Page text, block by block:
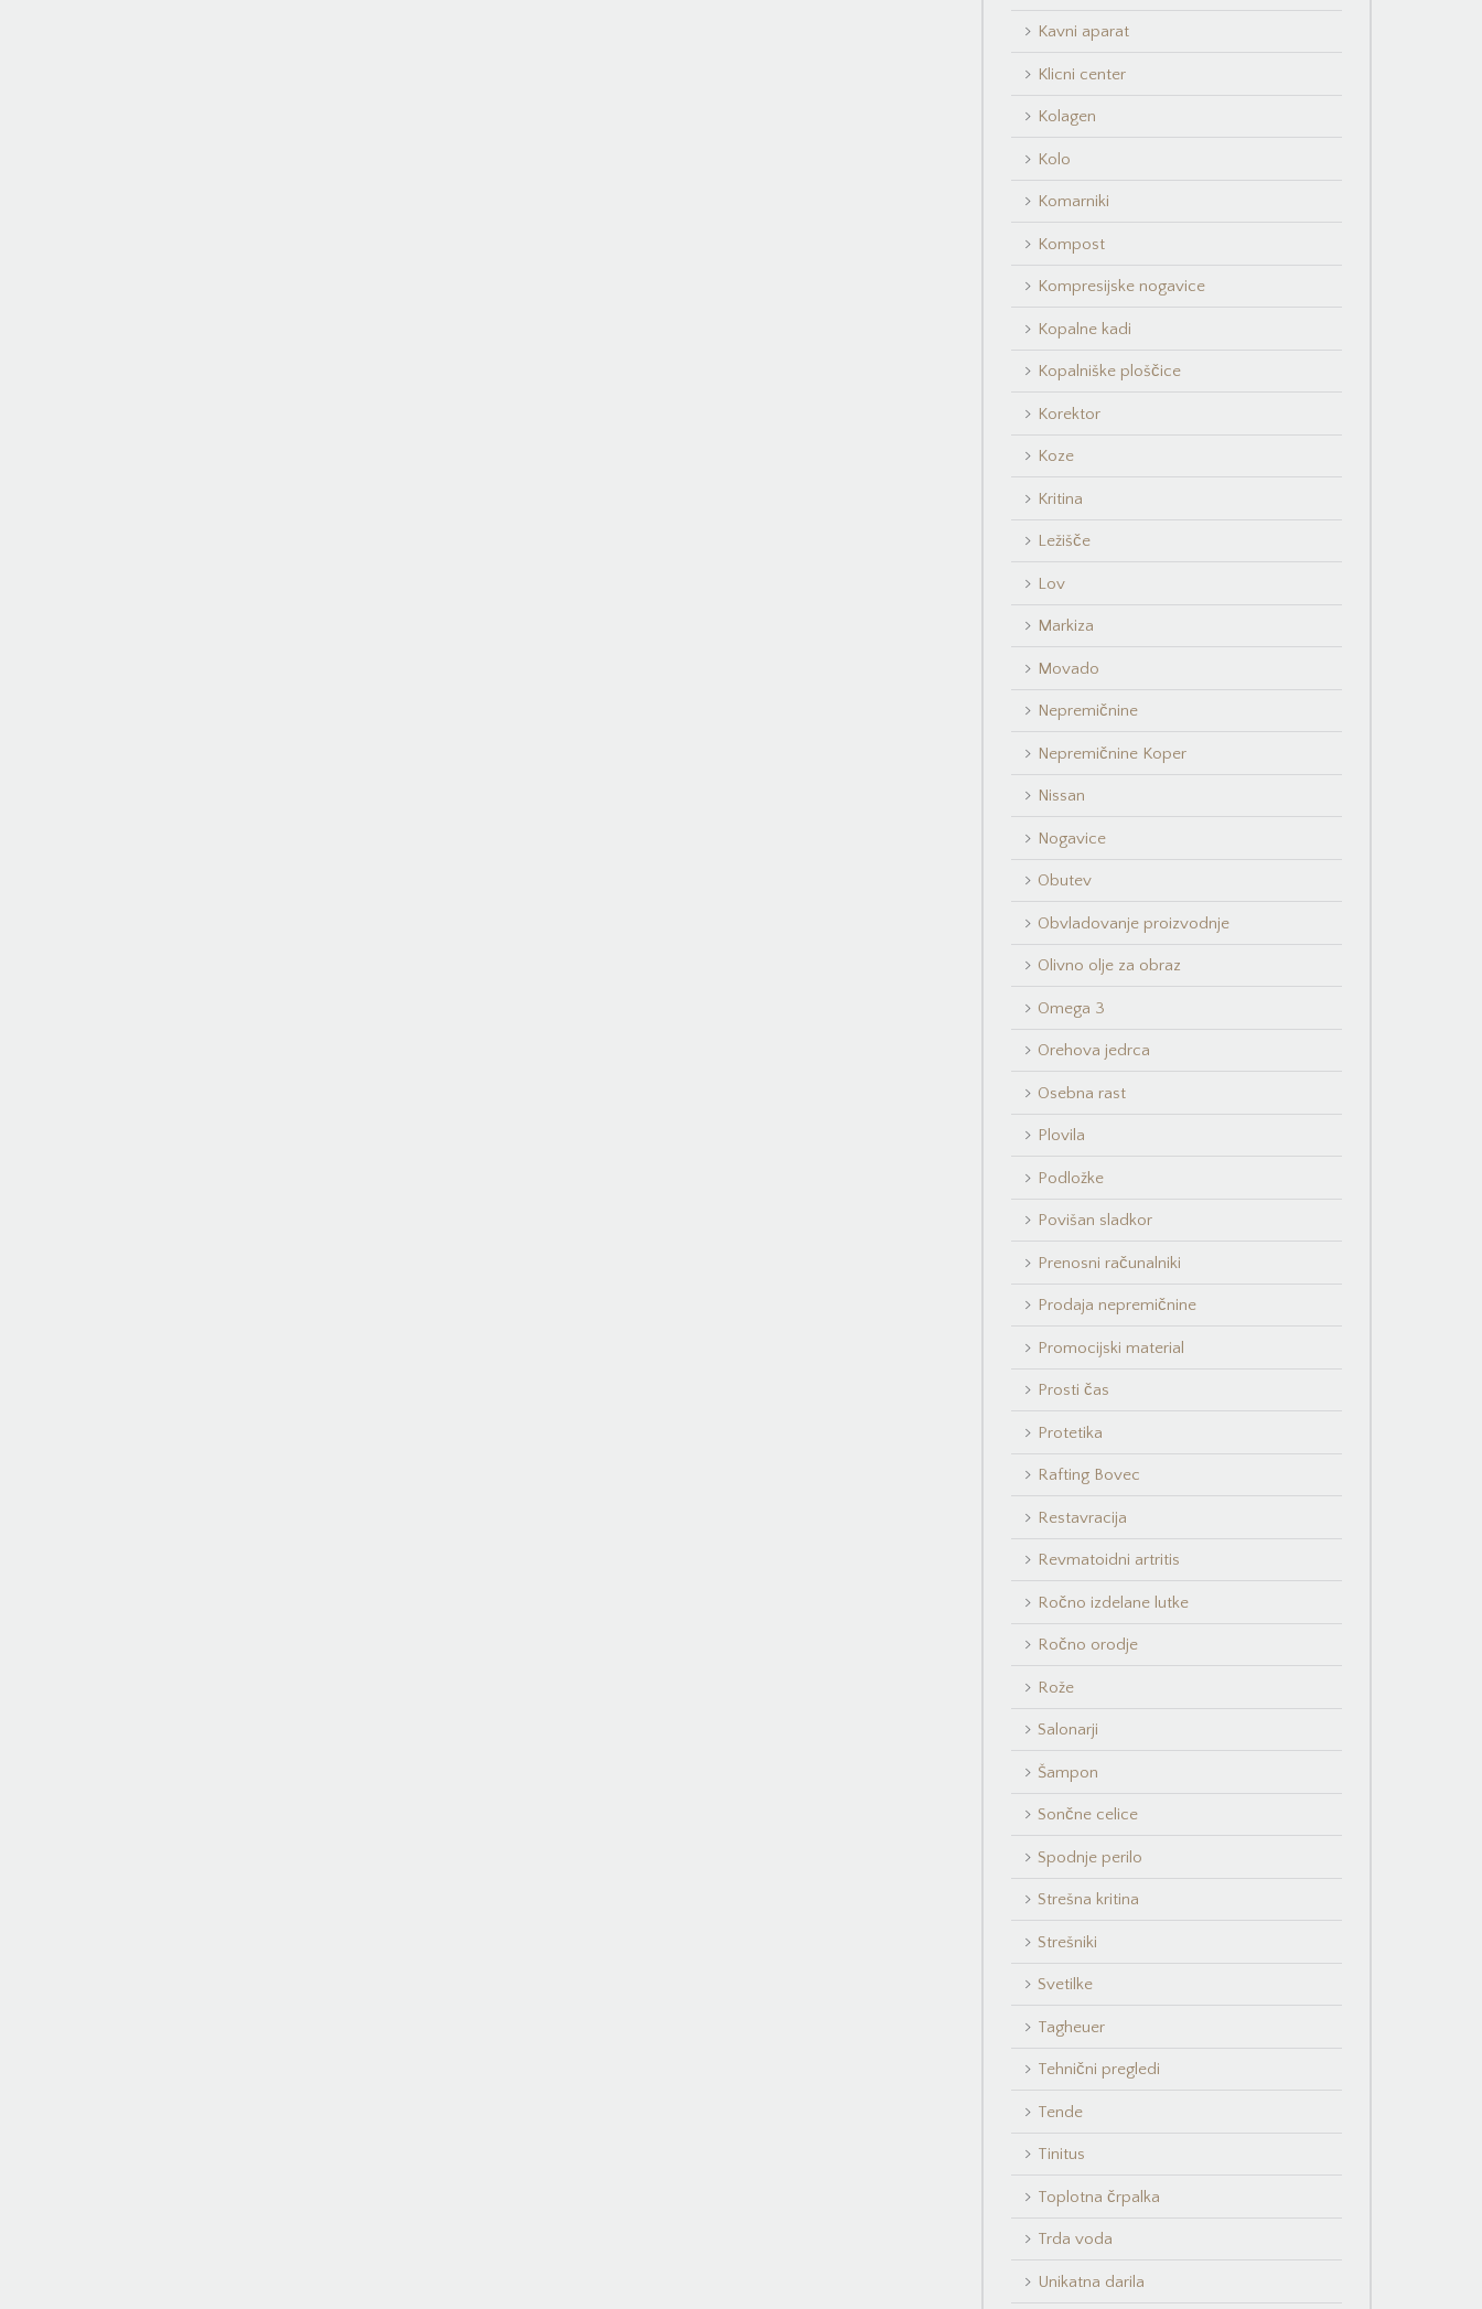
Kavni aparat
Klicni center
Kolagen
Kolo
Komarniki
Kompost
Kompresijske nogavice
Kopalne kadi
Kopalniške ploščice
Korektor
Koze
Kritina
Ležišče
Lov
Markiza
Movado
Nepremičnine
Nepremičnine Koper
Nissan
Nogavice
Obutev
Obvladovanje proizvodnje
Olivno olje za obraz
Omega 3
Orehova jedrca
Osebna rast
Plovila
Podložke
Povišan sladkor
Prenosni računalniki
Prodaja nepremičnine
Promocijski material
Prosti čas
Protetika
Rafting Bovec
Restavracija
Revmatoidni artritis
Ročno izdelane lutke
Ročno orodje
Rože
Salonarji
Šampon
Sončne celice
Spodnje perilo
Strešna kritina
Strešniki
Svetilke
Tagheuer
Tehnični pregledi
Tende
Tinitus
Toplotna črpalka
Trda voda
Unikatna darila